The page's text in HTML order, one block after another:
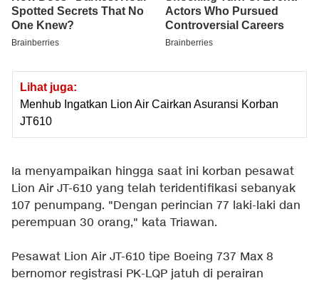
Lihat juga:
Menhub Ingatkan Lion Air Cairkan Asuransi Korban
JT610
Ia menyampaikan hingga saat ini korban pesawat
Lion Air JT-610 yang telah teridentifikasi sebanyak
107 penumpang. "Dengan perincian 77 laki-laki dan
perempuan 30 orang," kata Triawan.
Pesawat Lion Air JT-610 tipe Boeing 737 Max 8
bernomor registrasi PK-LQP jatuh di perairan